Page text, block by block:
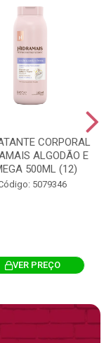
CORPORAL
ALGODÃO E
500ML (12)
5079346
VER PREÇO